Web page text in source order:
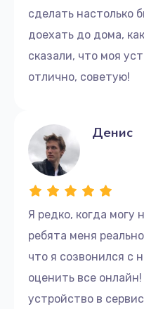
Наши мастера
ремонта и обладают
технических
компьютеров
Если вы заметили
компьютера, не
скорее обратитесь к
компьютер в рабочее
сервисный центр по
сделать настолько
доехать до дома,
сказали, что моя
отлично, советую!
Я редко, когда могу
ребята меня
что я созвонился с
оценить все
устройство в
Денис